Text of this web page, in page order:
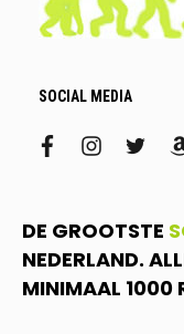
SOCIAL MEDIA
facebook
DE GROOTSTE
NEDERLAND.
MINIMAAL 1000